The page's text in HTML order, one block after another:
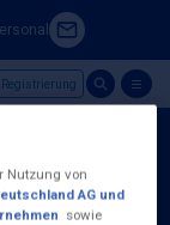
Registrierung
Nutzung von
AG und
sowie